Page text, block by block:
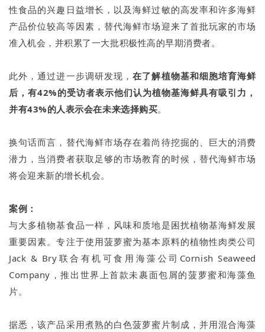
性食品的兴趣日益增长，以及海鲜过敏的高发率和许多海鲜
产品价位较高等因素，替代海鲜市场迎来了首批玩家的市场
准入机会，并积累了一大批积极性高的早期消费者。
此外，通过进一步调研发现，在了解植物基和细胞培育海鲜
后，有42%的受访者表示他们认为植物基海鲜具有吸引力，
并有43%的人表示会在未来选择购买。
换句话而言，替代海鲜市场存在着尚待挖掘的、巨大的消费
潜力，当消费者获取足够的市场教育的时候，替代海鲜市场
将会迎来新的增长机会。
案例：
与大多植物基食品一样，风味和质地是困扰植物基海鲜发展
重要因素。专注于使用菠萝蜜为基本原料的植物性肉类公司
Jack & Bry联合有机可食用海藻公司Cornish Seaweed
Company，推出世界上首款未裹面包屑的菠萝蜜和海藻鱼
片。
据悉，该产品采用煮熟的白色菠萝蜜片制成，并用混合海藻